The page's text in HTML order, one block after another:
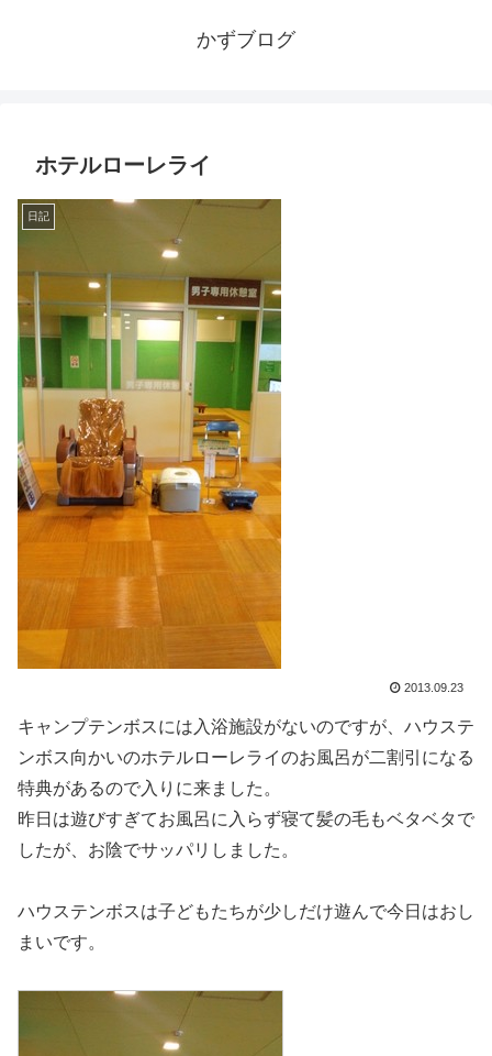
かずブログ
ホテルローレライ
日記
2013.09.23
キャンプテンボスには入浴施設がないのですが、ハウステ
ンボス向かいのホテルローレライのお風呂が二割引になる
特典があるので入りに来ました。
昨日は遊びすぎてお風呂に入らず寝て髪の毛もベタベタで
したが、お陰でサッパリしました。
ハウステンボスは子どもたちが少しだけ遊んで今日はおし
まいです。